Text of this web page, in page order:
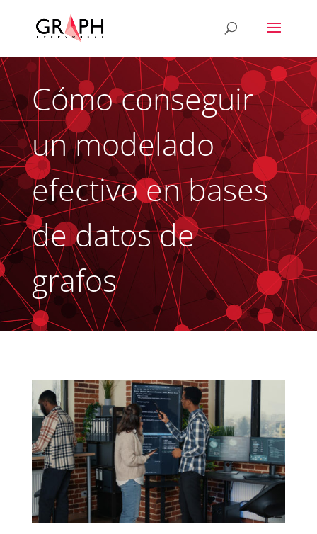
Cómo conseguir
un modelado
efectivo en bases
de datos de
grafos